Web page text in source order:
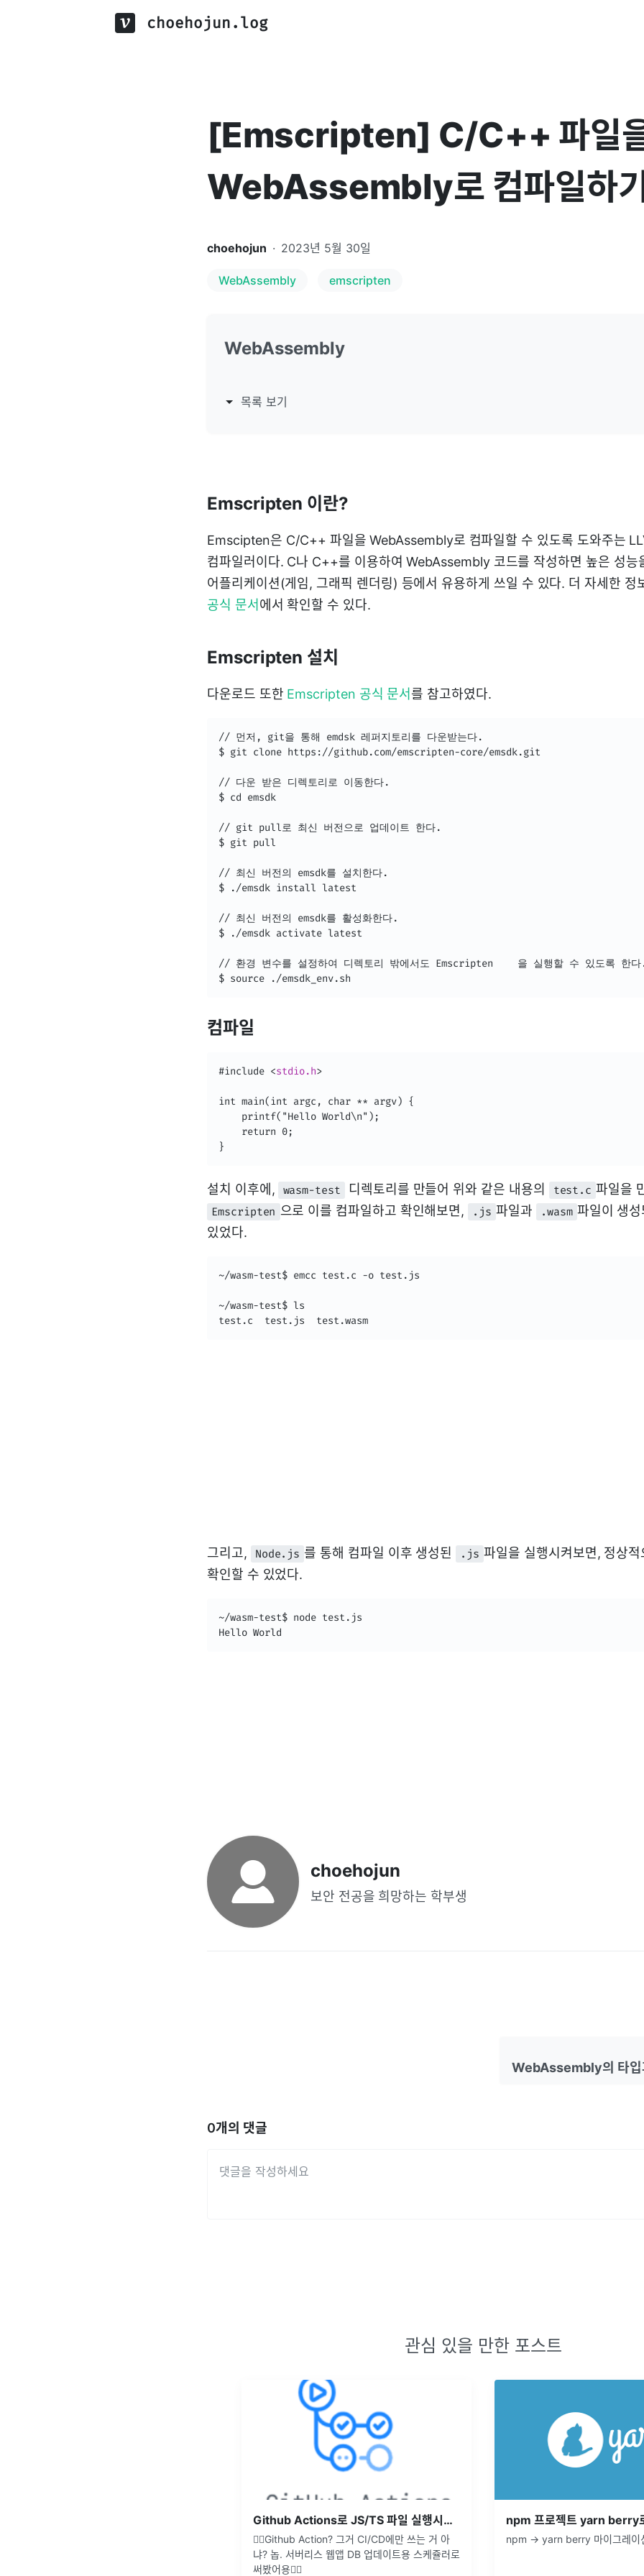
choehojun.log
[Emscripten] C/C++ 파일
WebAssembly로 컴파일하
choehojun · 2023년 5월 30일
WebAssembly emscripten
WebAssembly
목록 보기
Emscripten 이란?
Emscipten은 C/C++ 파일을 WebAssembly로 컴파일할 수 있도록 도와주는
컴파일러이다. C나 C++를 이용하여 WebAssembly 코드를 작성하면 높은 성능
어플리케이션(게임, 그래픽 렌더링) 등에서 유용하게 쓰일 수 있다. 더 자세한 정
공식 문서 에서 확인할 수 있다.
Emscripten 설치
다운로드 또한 Emscripten 공식 문서를 참고하였다.
// 먼저, git을 통해 emdsk 레퍼지토리를 다운받는다.
$ git clone https://github.com/emscripten-core/emsdk.git
// 다운 받은 디렉토리로 이동한다.
$ cd emsdk
// git pull로 최신 버전으로 업데이트 한다.
$ git pull
// 최신 버전의 emsdk를 설치한다.
$ ./emsdk install latest
// 최신 버전의 emsdk를 활성화한다.
$ ./emsdk activate latest
// 환경 변수를 설정하여 디렉토리 밖에서도 Emscripten	을 실행할 수 있도록 한다.
컴파일
#include <stdio.h>
int main(int argc, char ** argv) {
    printf("Hello World\n");
    return 0;
}
설치 이후에, wasm-test 디렉토리를 만들어 위와 같은 내용의 test.c 파일을
Emscripten 으로 이를 컴파일하고 확인해보면, .js 파일과 .wasm 파일이 생
있었다.
~/wasm-test$ emcc test.c -o test.js
~/wasm-test$ ls
test.c  test.js  test.wasm
그리고, Node.js 를 통해 컴파일 이후 생성된 .js 파일을 실행시켜보면, 정상
확인할 수 있었다.
~/wasm-test$ node test.js
Hello World
choehojun
보안 전공을 희망하는 학부생
0개의 댓글
관심 있을 만한 포스트
Github Actions로 JS/TS 파일 실행시키기(node.js) + 토이프로젝트 소개
🤷‍♂️Github Action? 그거 CI/CD에만 쓰는 거 아
냐? 놉. 서버리스 웹앱 DB 업데이트용 스케쥴러로
써봤어용🙆‍♂️
npm -> yarn berry 마이그레이